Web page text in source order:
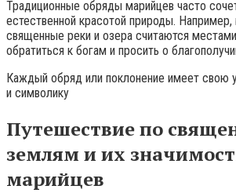
Традиционные обряды марийцев часто
естественной красотой природы. Например,
священные реки и озера считаются
обратиться к богам и просить о
Каждый обряд или поклонение имеет свою
и символику
Путешествие по
землям и их
марийцев